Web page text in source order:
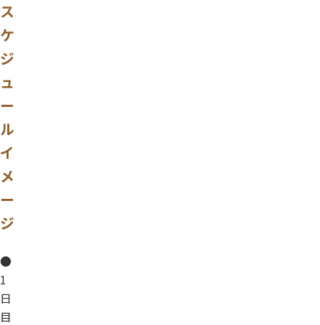
ス
ケ
ジ
ュ
ー
ル
イ
メ
ー
ジ
●
1
日
目